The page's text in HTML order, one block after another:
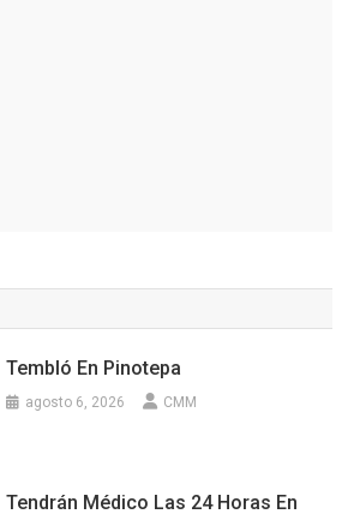
Tembló En Pinotepa
agosto 6, 2026 CMM
Tendrán Médico Las 24 Horas En